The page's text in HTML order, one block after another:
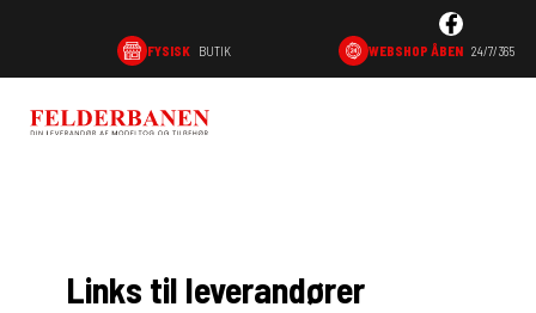
FYSISK BUTIK WEBSHOP ÅBEN 24/7/365
TILBUDLINKSOPSLAGSTAVLEN
Links til leverandører